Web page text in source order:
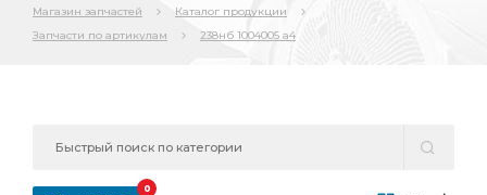
Магазин запчастей
Каталог продукции
Запчасти по артикулам
238нб 1004005 а4
0